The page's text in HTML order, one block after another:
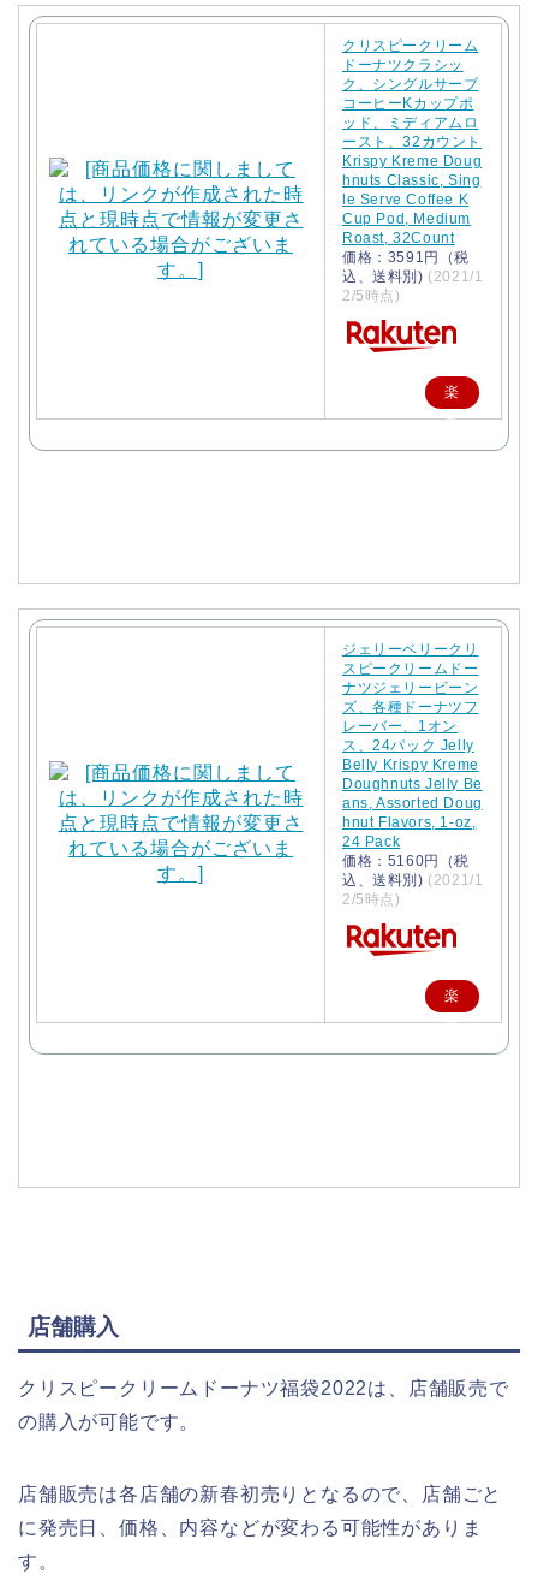
クリスピークリーム
ドーナツクラシッ
ク、シングルサーブ
コーヒーKカップポ
ッド、ミディアムロ
ースト、32カウント
Krispy Kreme Doug
hnuts Classic, Sing
le Serve Coffee K
Cup Pod, Medium
Roast, 32Count
価格：3591円（税
込、送料別) (2021/1
2/5時点)
楽
天
ジェリーベリークリ
スピークリームドー
ナツジェリービーン
ズ、各種ドーナツフ
レーバー、1オン
ス、24パック Jelly
Belly Krispy Kreme
Doughnuts Jelly Be
ans, Assorted Doug
hnut Flavors, 1-oz,
24 Pack
価格：5160円（税
込、送料別) (2021/1
2/5時点)
楽
天
店舗購入
クリスピークリームドーナツ福袋2022は、店舗販売で
の購入が可能です。
店舗販売は各店舗の新春初売りとなるので、店舗ごと
に発売日、価格、内容などが変わる可能性がありま
す。